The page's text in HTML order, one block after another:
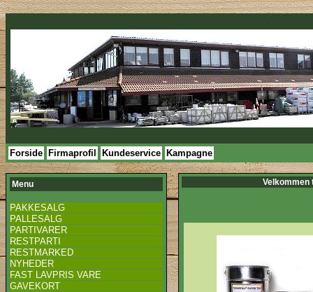
Forside Firmaprofil Kundeservice Kampagne
Menu
PAKKESALG
PALLESALG
PARTIVARER
RESTPARTI
RESTMARKED
NYHEDER
FAST LAVPRIS VARE
GAVEKORT
Velkommen